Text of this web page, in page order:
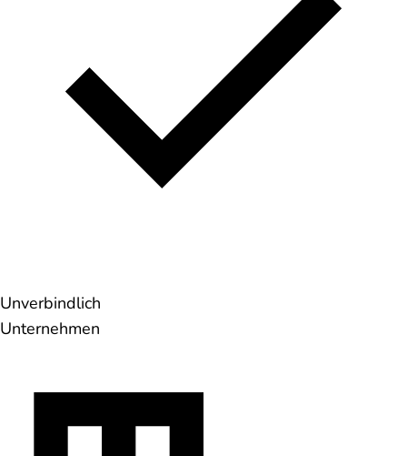
Unverbindlich
Unternehmen